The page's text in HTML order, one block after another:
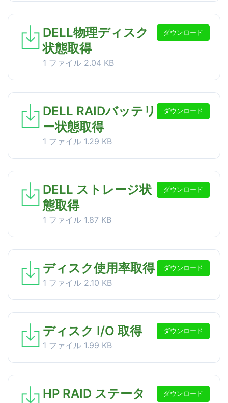
DELL物理ディスク
状態取得
1 ファイル 2.04 KB
ダウンロード
DELL RAIDバッテリ
ー状態取得
1 ファイル 1.29 KB
ダウンロード
DELL ストレージ状
態取得
1 ファイル 1.87 KB
ダウンロード
ディスク使用率取得
1 ファイル 2.10 KB
ダウンロード
ディスク I/O 取得
1 ファイル 1.99 KB
ダウンロード
HP RAID ステータ
ダウンロード